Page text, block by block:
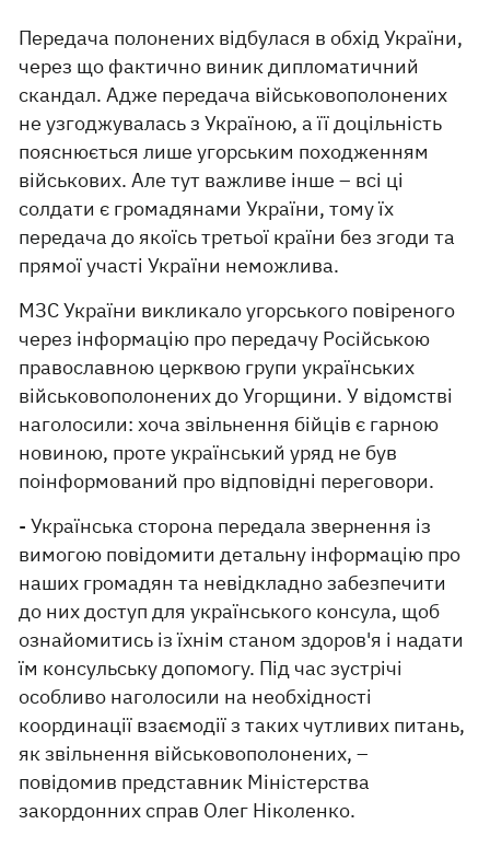
Передача полонених відбулася в обхід України,
через що фактично виник дипломатичний
скандал. Адже передача військовополонених
не узгоджувалась з Україною, а її доцільність
пояснюється лише угорським походженням
військових. Але тут важливе інше – всі ці
солдати є громадянами України, тому їх
передача до якоїсь третьої країни без згоди та
прямої участі України неможлива.
МЗС України викликало угорського повіреного
через інформацію про передачу Російською
православною церквою групи українських
військовополонених до Угорщини. У відомстві
наголосили: хоча звільнення бійців є гарною
новиною, проте український уряд не був
поінформований про відповідні переговори.
- Українська сторона передала звернення із
вимогою повідомити детальну інформацію про
наших громадян та невідкладно забезпечити
до них доступ для українського консула, щоб
ознайомитись із їхнім станом здоров'я і надати
їм консульську допомогу. Під час зустрічі
особливо наголосили на необхідності
координації взаємодії з таких чутливих питань,
як звільнення військовополонених, –
повідомив представник Міністерства
закордонних справ Олег Ніколенко.